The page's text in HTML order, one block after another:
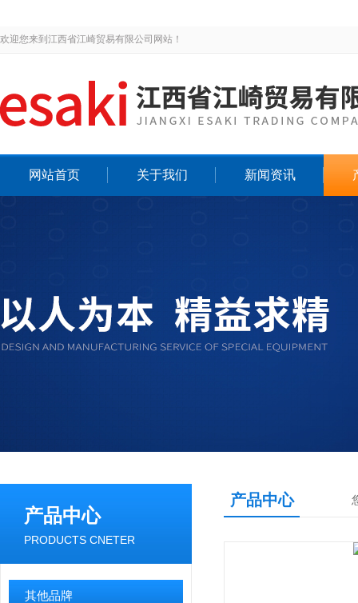
欢迎您来到江西省江崎贸易有限公司网站！
网站首页 关于我们 新闻资讯
产品中心
PRODUCTS CNETER
其他品牌
产品中心